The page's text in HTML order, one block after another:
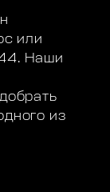
или
Наши
из